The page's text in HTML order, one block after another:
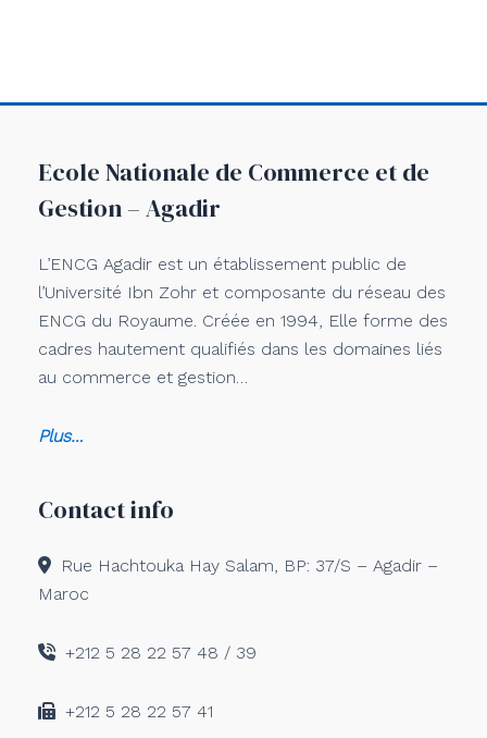
Ecole Nationale de Commerce et de
Gestion – Agadir
L’ENCG Agadir est un établissement public de
l’Université Ibn Zohr et composante du réseau des
ENCG du Royaume. Créée en 1994, Elle forme des
cadres hautement qualifiés dans les domaines liés
au commerce et gestion…
Plus…
Contact info
Rue Hachtouka Hay Salam, BP: 37/S – Agadir –
Maroc
+212 5 28 22 57 48 / 39
+212 5 28 22 57 41